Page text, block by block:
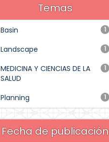
Temas
1
Basin
1
Landscape
1
MEDICINA Y CIENCIAS DE LA
SALUD
1
Planning
Fecha de publicación